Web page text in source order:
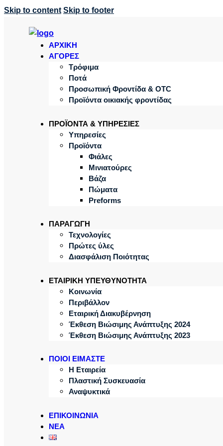
Skip to content Skip to footer
ΑΡΧΙΚΗ
ΑΓΟΡΕΣ
Τρόφιμα
Ποτά
Προσωπική Φροντίδα & OTC
Προϊόντα οικιακής φροντίδας
ΠΡΟΪΟΝΤΑ & ΥΠΗΡΕΣΙΕΣ
Υπηρεσίες
Προϊόντα
Φιάλες
Μινιατούρες
Βάζα
Πώματα
Preforms
ΠΑΡΑΓΩΓΗ
Τεχνολογίες
Πρώτες ύλες
Διασφάλιση Ποιότητας
ΕΤΑΙΡΙΚΗ ΥΠΕΥΘΥΝΟΤΗΤΑ
Κοινωνία
Περιβάλλον
Εταιρική Διακυβέρνηση
Έκθεση Βιώσιμης Ανάπτυξης 2024
Έκθεση Βιώσιμης Ανάπτυξης 2023
ΠΟΙΟΙ ΕΙΜΑΣΤΕ
Η Εταιρεία
Πλαστική Συσκευασία
Αναψυκτικά
ΕΠΙΚΟΙΝΩΝΙΑ
ΝΕΑ